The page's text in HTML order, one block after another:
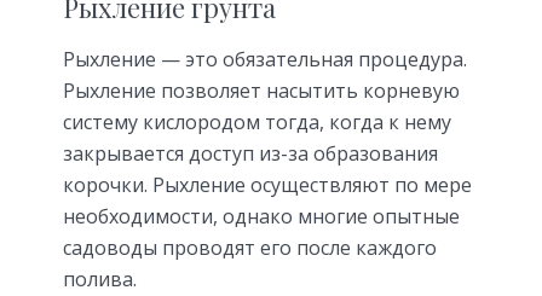
Рыхление грунта
Рыхление — это обязательная процедура.
Рыхление позволяет насытить корневую
систему кислородом тогда, когда к нему
закрывается доступ из-за образования
корочки. Рыхление осуществляют по мере
необходимости, однако многие опытные
садоводы проводят его после каждого
полива.